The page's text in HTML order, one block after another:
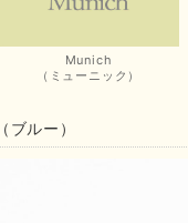
Munich
（ミューニック）
ルー）